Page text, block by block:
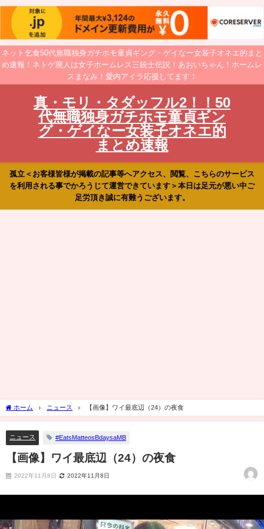
ネット乞食50代無職独身ガチホモ童貞ギング・ゲイなー女装子オネエ的まと
め速報！ネトゲ廃人は女子ホームレス三銃士伝説！あおいちゃん！ホームレ
スまなみ！愛内アイラ応援してます！
真・モリ・タダッフル2！！50
代無職独身ガチホモ童貞ギン
グ・ゲイなー女装子オネエ的
まとめ速報
孤立＜お客様皆様が掲載の記事等へアクセス、閲覧、こちらのサービス
を利用される事でかろうじて運営できています＞本日は足元が悪い中ご
足労頂き誠に有難うございます。
ホーム ニュース 【画像】ワイ最底辺（24）の夜食
ニュース #EatsMatteosBdaysaMB
【画像】ワイ最底辺（24）の夜食
2022年11月8日 2022年11月8日